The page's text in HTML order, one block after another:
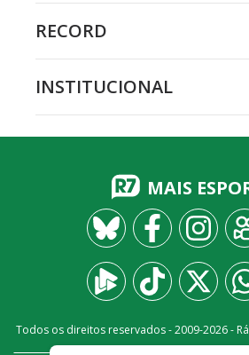
RECORD
INSTITUCIONAL
MAIS
Todos os direitos reservados - 2009-2026-